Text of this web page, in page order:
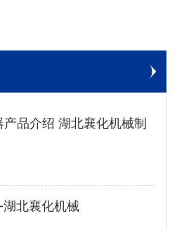
品介绍 湖北襄化机械制
北襄化机械